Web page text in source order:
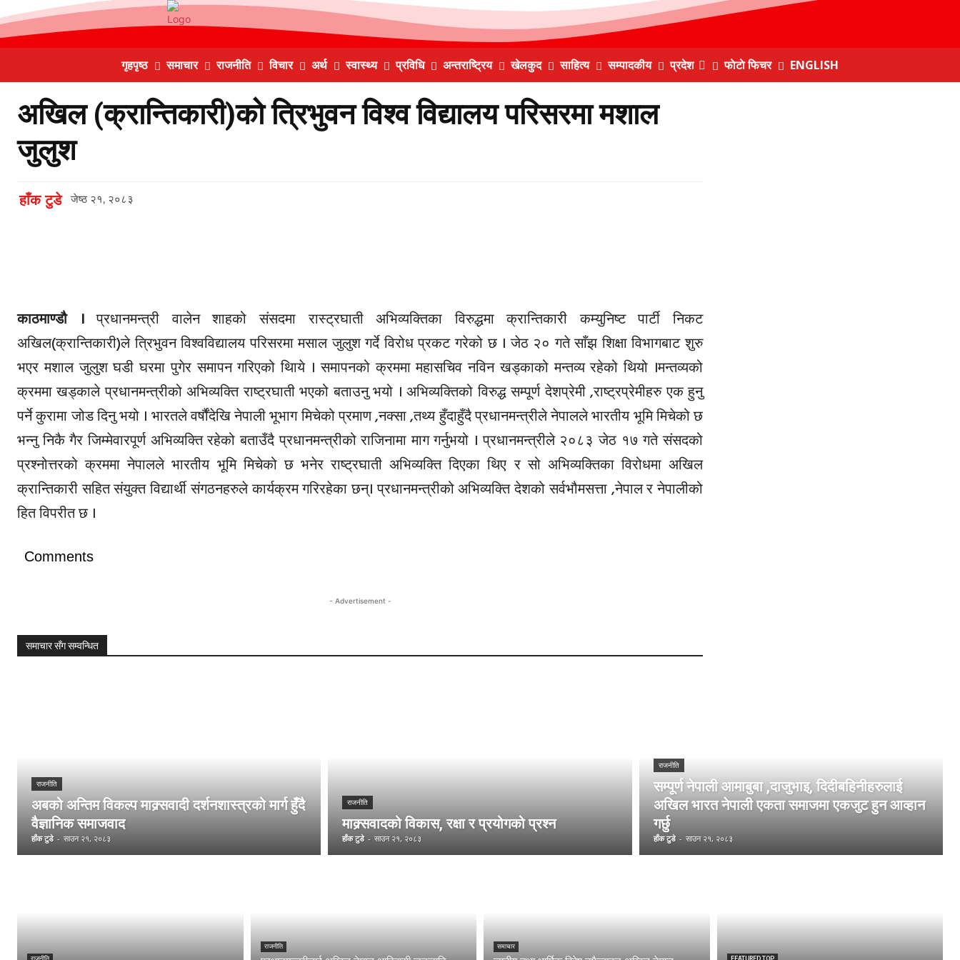
गृहपृष्ठ समाचार राजनीति विचार अर्थ स्वास्थ्य प्रविधि अन्तराष्ट्रिय खेलकुद साहित्य सम्पादकीय प्रदेश फाेटाे फिचर ENGLISH
अखिल (क्रान्तिकारी)को त्रिभुवन विश्व विद्यालय परिसरमा मशाल
जुलुश
हाँक टुडे जेष्ठ २१, २०८३
काठमाण्डौ ।प्रधानमन्त्री वालेन शाहको संसदमा रास्ट्रघाती अभिव्यक्तिका विरुद्धमा क्रान्तिकारी कम्युनिष्ट पार्टी निकट
अखिल(क्रान्तिकारी)ले त्रिभुवन विश्वविद्यालय परिसरमा मसाल जुलुश गर्दे विरोध प्रकट गरेको छ । जेठ २० गते साँझ शिक्षा विभागबाट शुरु
भएर मशाल जुलुश घडी घरमा पुगेर समापन गरिएको थिाये । समापनको क्रममा महासचिव नविन खड्काको मन्तव्य रहेको थियो ।मन्तव्यको
क्रममा खड्काले प्रधानमन्त्रीको अभिव्यक्ति राष्ट्रघाती भएको बताउनु भयो । अभिव्यक्तिको विरुद्ध सम्पूर्ण देशप्रेमी ,राष्ट्रप्रेमीहरु एक हुनु
पर्ने कुरामा जोड दिनु भयो । भारतले वर्षौंदेखि नेपाली भूभाग मिचेको प्रमाण ,नक्सा ,तथ्य हुँदाहुँदै प्रधानमन्त्रीले नेपालले भारतीय भूमि मिचेको छ
भन्नु निकै गैर जिम्मेवारपूर्ण अभिव्यक्ति रहेको बताउँदै प्रधानमन्त्रीको राजिनामा माग गर्नुभयो । प्रधानमन्त्रीले २०८३ जेठ १७ गते संसदको
प्रश्नोत्तरको क्रममा नेपालले भारतीय भूमि मिचेको छ भनेर राष्ट्रघाती अभिव्यक्ति दिएका थिए र सो अभिव्यक्तिका विरोधमा अखिल
क्रान्तिकारी सहित संयुक्त विद्यार्थी संगठनहरुले कार्यक्रम गरिरहेका छन्। प्रधानमन्त्रीको अभिव्यक्ति देशको सर्वभौमसत्ता ,नेपाल र नेपालीको
हित विपरीत छ ।
Comments
- Advertisement -
समाचार सँग सम्वन्धित
राजनीति
अबको अन्तिम विकल्प माक्र्सवादी दर्शनशास्त्रको मार्ग हुँदै
वैज्ञानिक समाजवाद
हाँक टुडे - साउन २१, २०८३
राजनीति
माक्र्सवादको विकास, रक्षा र प्रयोगको प्रश्न
हाँक टुडे - साउन २१, २०८३
राजनीति
सम्पूर्ण नेपाली आमाबुबा ,दाजुभाइ, दिदीबहिनीहरुलाई
अखिल भारत नेपाली एकता समाजमा एकजुट हुन आव्हान
गर्छु
हाँक टुडे - साउन २१, २०८३
राजनीति समाचार